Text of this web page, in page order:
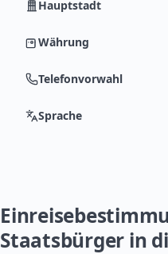
Hauptstadt
Währung
Telefonvorwahl
Sprache
Staatsbürger in